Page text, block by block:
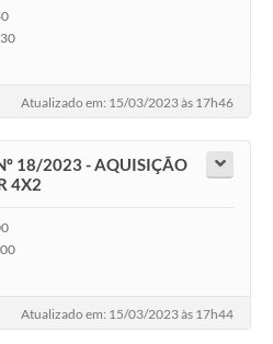
Atualizado em: 15/03/2023 às 17h46
18/2023 - AQUISIÇÃO
4X2
Atualizado em: 15/03/2023 às 17h44